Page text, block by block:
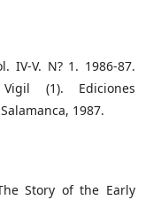
IV-V. N? 1. 1986-87.
(1). Ediciones
1987.
Story of the Early